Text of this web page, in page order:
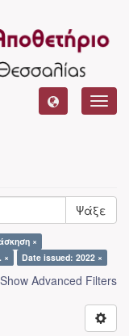
Ψάξε
×
× Date issued: 2022 ×
Show Advanced Filters